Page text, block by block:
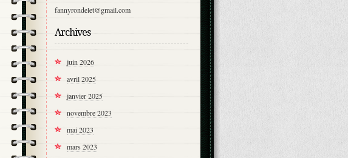
fannyrondelet@gmail.com
Archives
juin 2026
avril 2025
janvier 2025
novembre 2023
mai 2023
mars 2023